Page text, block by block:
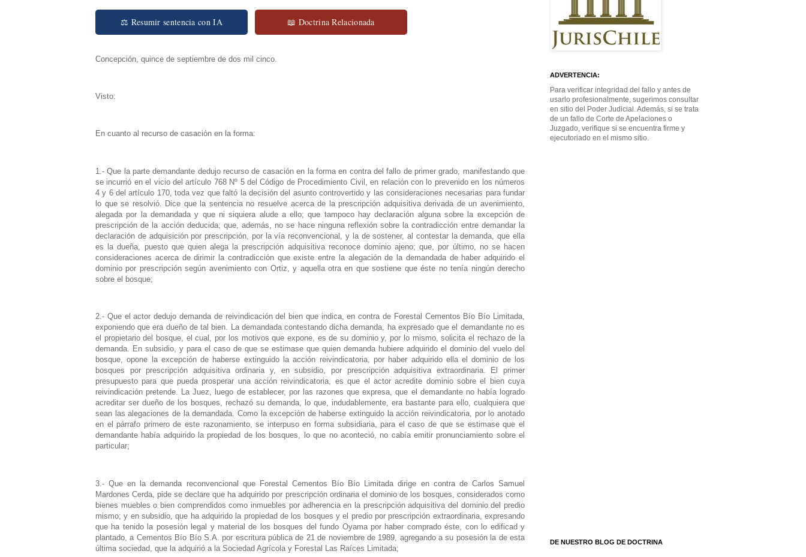
⚖ Resumir sentencia con IA 📖 Doctrina Relacionada
Concepción, quince de septiembre de dos mil cinco.
Visto:
En cuanto al recurso de casación en la forma:
1.- Que la parte demandante dedujo recurso de casación en la forma en contra del fallo de primer grado, manifestando que
se incurrió en el vicio del artículo 768 Nº 5 del Código de Procedimiento Civil, en relación con lo prevenido en los números
4 y 6 del artículo 170, toda vez que faltó la decisión del asunto controvertido y las consideraciones necesarias para fundar
lo que se resolvió. Dice que la sentencia no resuelve acerca de la prescripción adquisitiva derivada de un avenimiento,
alegada por la demandada y que ni siquiera alude a ello; que tampoco hay declaración alguna sobre la excepción de
prescripción de la acción deducida; que, además, no se hace ninguna reflexión sobre la contradicción entre demandar la
declaración de adquisición por prescripción, por la vía reconvencional, y la de sostener, al contestar la demanda, que ella
es la dueña, puesto que quien alega la prescripción adquisitiva reconoce dominio ajeno; que, por último, no se hacen
consideraciones acerca de dirimir la contradicción que existe entre la alegación de la demandada de haber adquirido el
dominio por prescripción según avenimiento con Ortiz, y aquella otra en que sostiene que éste no tenía ningún derecho
sobre el bosque;
2.- Que el actor dedujo demanda de reivindicación del bien que indica, en contra de Forestal Cementos Bío Bío Limitada,
exponiendo que era dueño de tal bien. La demandada contestando dicha demanda, ha expresado que el demandante no es
el propietario del bosque, el cual, por los motivos que expone, es de su dominio y, por lo mismo, solicita el rechazo de la
demanda. En subsidio, y para el caso de que se estimase que quien demanda hubiere adquirido el dominio del vuelo del
bosque, opone la excepción de haberse extinguido la acción reivindicatoria, por haber adquirido ella el dominio de los
bosques por prescripción adquisitiva ordinaria y, en subsidio, por prescripción adquisitiva extraordinaria. El primer
presupuesto para que pueda prosperar una acción reivindicatoria, es que el actor acredite dominio sobre el bien cuya
reivindicación pretende. La Juez, luego de establecer, por las razones que expresa, que el demandante no había logrado
acreditar ser dueño de los bosques, rechazó su demanda, lo que, indudablemente, era bastante para ello, cualquiera que
sean las alegaciones de la demandada. Como la excepción de haberse extinguido la acción reivindicatoria, por lo anotado
en el párrafo primero de este razonamiento, se interpuso en forma subsidiaria, para el caso de que se estimase que el
demandante había adquirido la propiedad de los bosques, lo que no aconteció, no cabía emitir pronunciamiento sobre el
particular;
3.- Que en la demanda reconvencional que Forestal Cementos Bío Bío Limitada dirige en contra de Carlos Samuel
Mardones Cerda, pide se declare que ha adquirido por prescripción ordinaria el dominio de los bosques, considerados como
bienes muebles o bien comprendidos como inmuebles por adherencia en la prescripción adquisitiva del dominio del predio
mismo; y en subsidio, que ha adquirido la propiedad de los bosques y el predio por prescripción extraordinaria, expresando
que ha tenido la posesión legal y material de los bosques del fundo Oyama por haber comprado éste, con lo edificad y
plantado, a Cementos Bío Bío S.A. por escritura pública de 21 de noviembre de 1989, agregando a su posesión la de esta
última sociedad, que la adquirió a la Sociedad Agrícola y Forestal Las Raíces Limitada;
ADVERTENCIA:
Para verificar integridad del fallo y antes de
usarlo profesionalmente, sugerimos consultar
en sitio del Poder Judicial. Además, si se trata
de un fallo de Corte de Apelaciones o
Juzgado, verifique si se encuentra firme y
ejecutoriado en el mismo sitio.
DE NUESTRO BLOG DE DOCTRINA